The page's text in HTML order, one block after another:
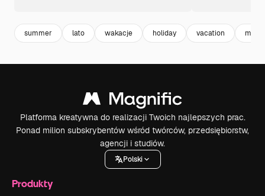
summer lato wakacje holiday vacation
Platforma kreatywna do realizacji Twoich najlepszych prac.
Ponad milion subskrybentów wśród twórców, przedsiębiorstw,
agencji i studiów.
Polski
Produkty